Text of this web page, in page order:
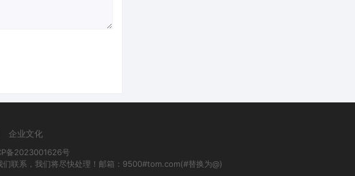
企业文化
备2023001626号
联系，我们将尽快处理！邮箱：9500#tom.com(#替换为@)